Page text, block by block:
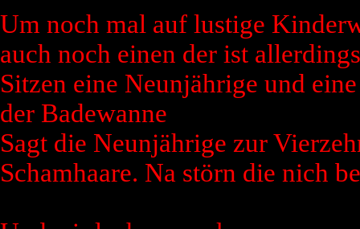
Um noch mal auf lustige
auch noch einen der ist
Sitzen eine Neunjährige und
der Badewanne
Sagt die Neunjährige zur
Schamhaare. Na störn die nich